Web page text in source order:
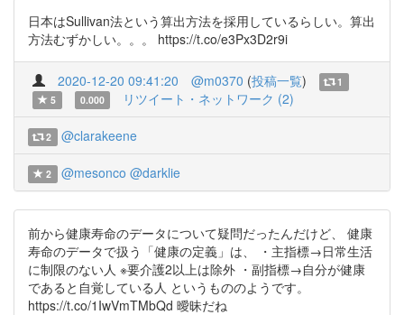
日本はSullivan法という算出方法を採用しているらしい。算出
方法むずかしい。。。 https://t.co/e3Px3D2r9i
2020-12-20 09:41:20 @m0370 (投稿一覧)
1
5
0.000 リツイート・ネットワーク (2)
2 @clarakeene
2 @mesonco @darklie
前から健康寿命のデータについて疑問だったんだけど、 健康
寿命のデータで扱う「健康の定義」は、 ・主指標→日常生活
に制限のない人 ※要介護2以上は除外 ・副指標→自分が健康
であると自覚している人 というもののようです。
https://t.co/1IwVmTMbQd 曖昧だね